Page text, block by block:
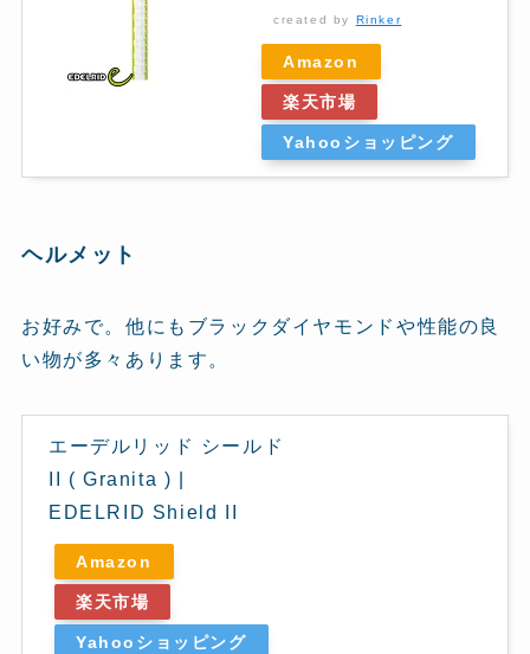
created by Rinker
Amazon
楽天市場
Yahooショッピング
ヘルメット
お好みで。他にもブラックダイヤモンドや性能の良
い物が多々あります。
エーデルリッド シールド
II ( Granita ) |
EDELRID Shield II
Amazon
楽天市場
Yahooショッピング